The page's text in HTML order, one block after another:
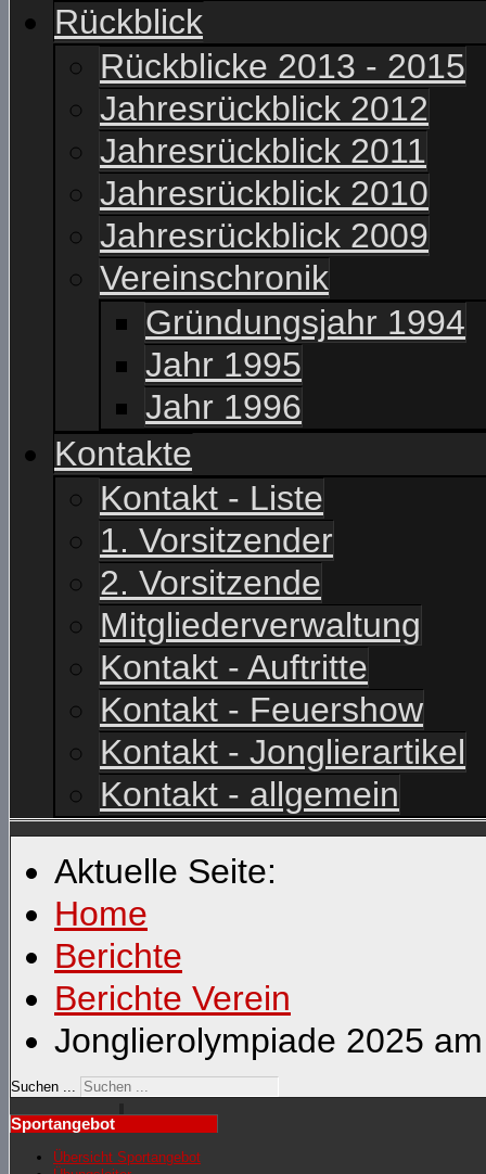
Rückblick
Rückblicke 2013 - 2015
Jahresrückblick 2012
Jahresrückblick 2011
Jahresrückblick 2010
Jahresrückblick 2009
Vereinschronik
Gründungsjahr 1994
Jahr 1995
Jahr 1996
Kontakte
Kontakt - Liste
1. Vorsitzender
2. Vorsitzende
Mitgliederverwaltung
Kontakt - Auftritte
Kontakt - Feuershow
Kontakt - Jonglierartikel
Kontakt - allgemein
Aktuelle Seite:
Home
Berichte
Berichte Verein
Jonglierolympiade 2025
Suchen ...
Sportangebot
Übersicht Sportangebot